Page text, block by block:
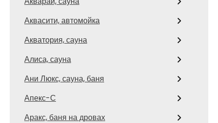
Аквасити, автомойка
Акватория, сауна
Алиса, сауна
Ани Люкс, сауна, баня
Апекс-С
Аракс, баня на дровах